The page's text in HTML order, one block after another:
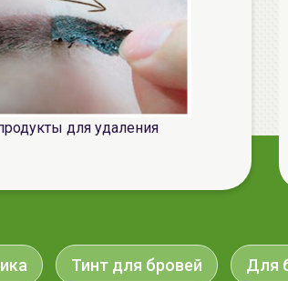
для удаления
Тинт для бровей Для